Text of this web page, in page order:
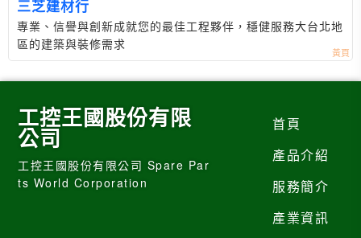
三芝建材行
專業、信譽與創新成就您的最佳工程夥伴，穩健服務大台北地
區的建築與裝修需求
工控王國股份有限
公司
工控王國股份有限公司 Spare Par
ts World Corporation
首頁
產品介紹
服務簡介
產業資訊